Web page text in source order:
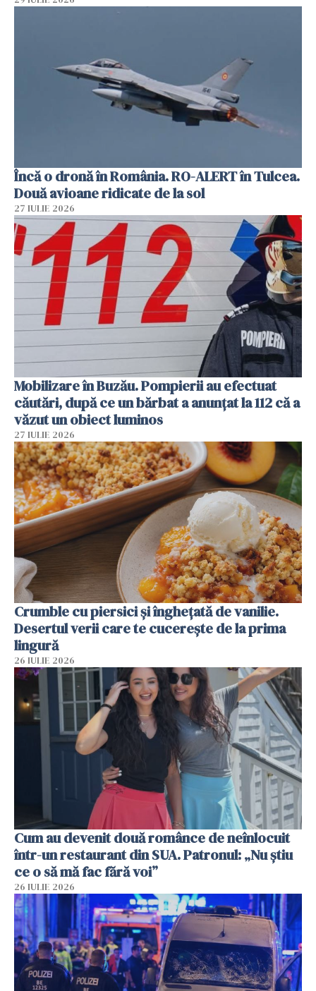
Încă o dronă în România. RO-ALERT în Tulcea.
Două avioane ridicate de la sol
27 IULIE 2026
Mobilizare în Buzău. Pompierii au efectuat
căutări, după ce un bărbat a anunțat la 112 că a
văzut un obiect luminos
27 IULIE 2026
Crumble cu piersici și înghețată de vanilie.
Desertul verii care te cucerește de la prima
lingură
26 IULIE 2026
Cum au devenit două românce de neînlocuit
într-un restaurant din SUA. Patronul: „Nu știu
ce o să mă fac fără voi”
26 IULIE 2026